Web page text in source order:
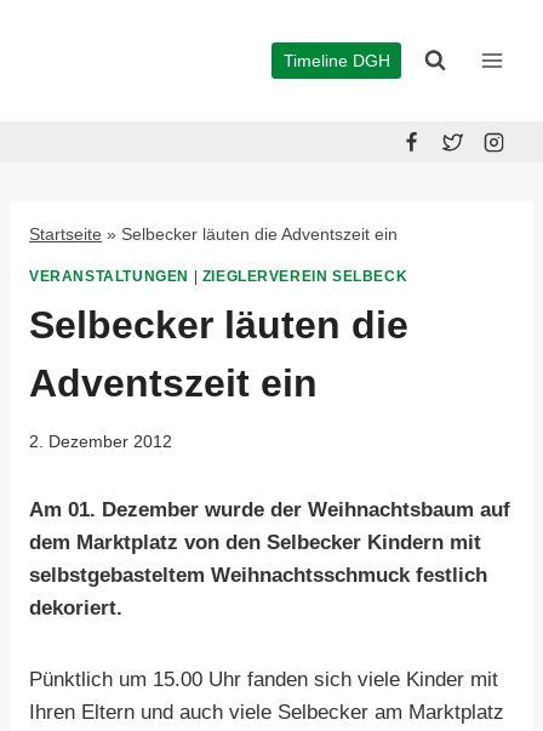
Timeline DGH
Startseite » Selbecker läuten die Adventszeit ein
VERANSTALTUNGEN ZIEGLERVEREIN SELBECK
Selbecker läuten die
Adventszeit ein
2. Dezember 2012
Am 01. Dezember wurde der Weihnachtsbaum auf
dem Marktplatz von den Selbecker Kindern mit
selbstgebasteltem Weihnachtsschmuck festlich
dekoriert.
Pünktlich um 15.00 Uhr fanden sich viele Kinder mit
Ihren Eltern und auch viele Selbecker am Marktplatz